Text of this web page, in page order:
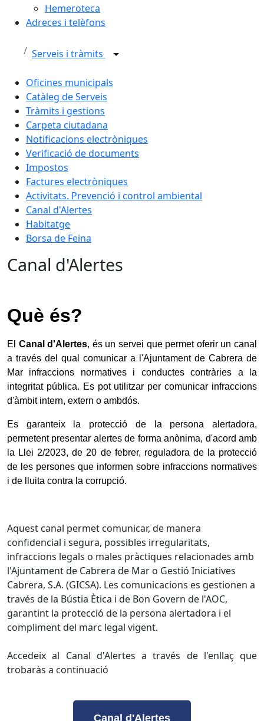
Hemeroteca
Adreces i telèfons
Serveis i tràmits
Oficines municipals
Catàleg de Serveis
Tràmits i gestions
Carpeta ciutadana
Notificacions electròniques
Verificació de documents
Impostos
Factures electròniques
Activitats. Prevenció i control ambiental
Canal d'Alertes
Habitatge
Borsa de Feina
Canal d'Alertes
Què és?
El Canal d'Alertes, és un servei que permet oferir un canal
a través del qual comunicar a l'Ajuntament de Cabrera de
Mar infraccions normatives i conductes contràries a la
integritat pública. Es pot utilitzar per comunicar infraccions
d'àmbit intern, extern o ambdós.
Es garanteix la protecció de la persona alertadora,
permetent presentar alertes de forma anònima, d'acord amb
la Llei 2/2023, de 20 de febrer, reguladora de la protecció
de les persones que informen sobre infraccions normatives
i de lluita contra la corrupció.
Aquest canal permet comunicar, de manera
confidencial i segura, possibles irregularitats,
infraccions legals o males pràctiques relacionades amb
l'Ajuntament de Cabrera de Mar o Gestió Iniciatives
Cabrera, S.A. (GICSA). Les comunicacions es gestionen a
través de la Bústia Ètica i de Bon Govern de l'AOC,
garantint la protecció de la persona alertadora i el
compliment del marc legal vigent.
Accedeix al Canal d'Alertes a través de l'enllaç que
trobaràs a continuació
Canal d'Alertes